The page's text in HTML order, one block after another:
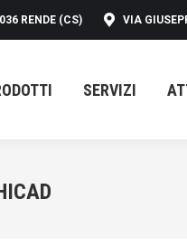
RENDE (CS) VIA
SERVIZI
SERVIZI